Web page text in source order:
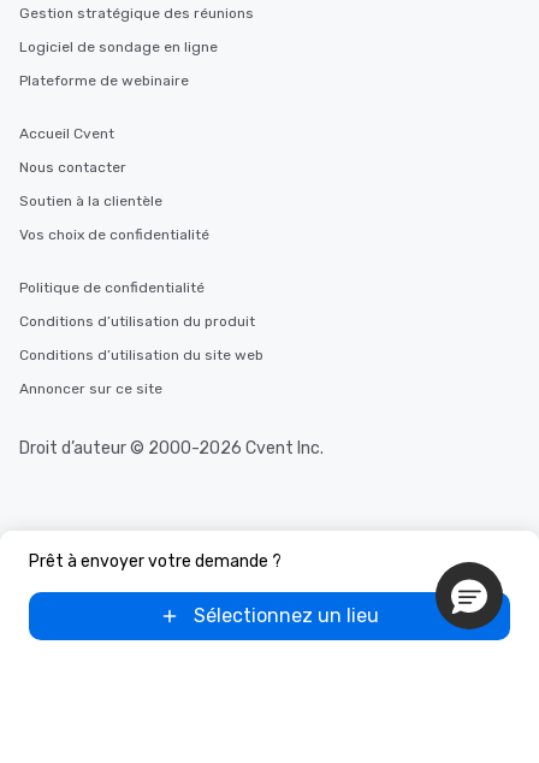
Prêt à envoyer votre demande ?
Sélectionnez un lieu
Gestion stratégique des réunions
Logiciel de sondage en ligne
Plateforme de webinaire
Accueil Cvent
Nous contacter
Soutien à la clientèle
Vos choix de confidentialité
Politique de confidentialité
Conditions d’utilisation du produit
Conditions d’utilisation du site web
Annoncer sur ce site
Droit d’auteur © 2000-2026 Cvent Inc.